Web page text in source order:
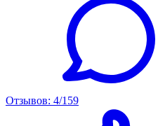
Отзывов: 4/159